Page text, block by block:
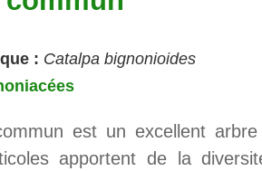
: Catalpa bignonioides
est un excellent
apportent de la